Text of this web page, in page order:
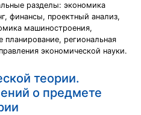
разделы: экономика
финансы, проектный анализ,
машиностроения,
планирование, региональная
экономической науки.
теории.
о предмете